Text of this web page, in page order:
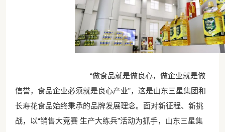
“做食品就是做良心，做企业就是做
信誉，食品企业必须就是良心产业”，这是山东三星集团和
长寿花食品始终秉承的品牌发展理念。面对新征程、新挑
战，以“销售大竞赛 生产大练兵”活动为抓手，山东三星集